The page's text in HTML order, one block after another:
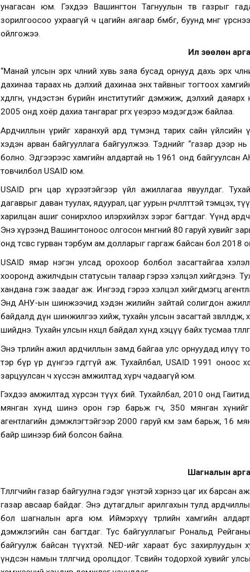
унагасан юм. Гэхдээ Вашингтон Тагнуулын төв газрыг
зорилгоосоо ухраагүй ч цагийн аягаар бөмбөг, буунд мөнгө
ойлгожээ.
Илүү зөөлөн арга
“Манай улсын эрх чөлөөний хувь заяа бусад орнууд дахь эрх
дахинаа тараах нь дэлхий дахинаа энх тайвныг тогтоох
хөдөлгөөн, үндэстэн бүрийн институтийг дэмжиж, дэлхий
2005 онд хоёр дахиа тангараг өргөх үеэрээ мэдэгдэж байлаа.
Ардчиллын үрийг харанхуй ард түмэнд тарих сайн үйлсийн
хэдэн арван байгууллага байгуулжээ. Тэднийг “газар дээр
болно. Эдгээрээс хамгийн алдартай нь 1961 онд байгуулсан
товчилбол USAID юм.
USAID өргөн цар хүрээтэйгээр үйл ажиллагаа явуулдаг.
дагаврыг даван туулах, ядуурал, цаг уурын өөрчлөлттэй тэмцэх,
харилцан ашиг сонирхлоо илэрхийлэх зэрэг багтдаг. Үүнд
Энэ хүрээнд Вашингтоноос олгосон мөнгөний 80 гаруй хувийг
онд төсвөөс гурван тэрбум ам.долларыг гаргаж байсан бол 2018
USAID ямар нэгэн улсад орохоор болбол засагтайгаа
хооронд ажилчдын статусын талаар гэрээ хэлцэл хийгдэнэ.
хандана гэж заадаг аж. Ингээд гэрээ хэлцэл хийгдмэгц
Энд АНУ-ын шинжээчид хэдэн жилийн зайтай солигдон
байдалд дүн шинжилгээ хийж, тухайн улсын засагтай
шийднэ. Тухайн улсын нөхцөл байдал хүнд хэцүү байх тусмаа
Энэ төрлийн ажил ардчиллын замд байгаа улс орнуудад илүү
тэр бүр үр дүнгээ өгдөггүй аж. Тухайлбал, USAID 1991
зарцуулсан ч хүссэн амжилтад хүрч чадаагүй юм.
Гэхдээ амжилтад хүрсэн түүх бий. Тухайлбал, 2010 онд
мянган хүнд шинэ орон гэр барьж өгч, 350 мянган
агентлагийн дэмжлэгтэйгээр 2000 гаруй км зам барьж, 16
байр шинээр бий болсон байна.
Шагналын арга
Төлөөлөгчийн газар байгуулна гэдэг үнэтэй хэрнээ цаг их
газар авсаар байдаг. Энэ дутагдлыг арилгахын тулд
бол шагналын арга юм. Иймэрхүү төрлийн хамгийн
дэмжлэгийн сан багтдаг. Тус байгууллагыг Рональд
байгуулж байсан түүхтэй. NED-ийг хараат бус захирлуудын
үндсэн намын төлөөлөгчид оролцдог. Төсвийн тодорхой хувийг